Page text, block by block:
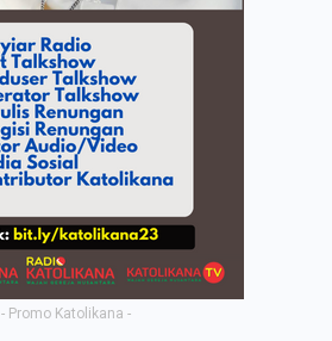
- Promo Katolikana -